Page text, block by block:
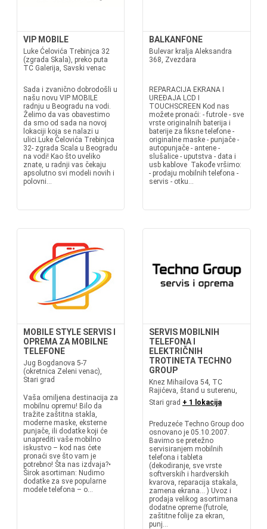
VIP MOBILE
Luke Ćelovića Trebinjca 32
(zgrada Skala), preko puta
TC Galerija, Savski venac
Sada i zvanično dobrodošli u
našu novu VIP MOBILE
radnju u Beogradu na vodi.
Želimo da vas obavestimo
da smo od sada na novoj
lokaciji koja se nalazi u
ulici.Luke Ćelovića Trebinjca
32- zgrada Scala u Beogradu
na vodi! Kao što uveliko
znate, u radnji vas čekaju
apsolutno svi modeli novih i
polovni...
BALKANFONE
Bulevar kralja Aleksandra
368, Zvezdara
REPARACIJA EKRANA I
UREĐAJA LCD I
TOUCHSCREEN Kod nas
možete pronaći: - futrole - sve
vrste originalnih baterija i
baterije za fiksne telefone -
originalne maske - punjače -
autopunjače - antene -
slušalice - uputstva - data i
usb kablove Takođe vršimo:
- prodaju mobilnih telefona -
servis - otku...
MOBILE STYLE SERVIS I
OPREMA ZA MOBILNE
TELEFONE
Jug Bogdanova 5-7
(okretnica Zeleni venac),
Stari grad
Vaša omiljena destinacija za
mobilnu opremu! Bilo da
tražite zaštitna stakla,
moderne maske, eksterne
punjače, ili dodatke koji će
unaprediti vaše mobilno
iskustvo – kod nas ćete
pronaći sve što vam je
potrebno! Šta nas izdvaja?•
Širok asortiman: Nudimo
dodatke za sve popularne
modele telefona – o...
SERVIS MOBILNIH
TELEFONA I
ELEKTRIČNIH
TROTINETA TECHNO
GROUP
Knez Mihailova 54, TC
Rajićeva, štand u suterenu,
Stari grad + 1 lokacija
Preduzeće Techno Group doo
osnovano je 05.10.2007.
Bavimo se pretežno
servisiranjem mobilnih
telefona i tableta
(dekodiranje, sve vrste
softverskih i hardverskih
kvarova, reparacija stakala,
zamena ekrana... ) Uvoz i
prodaja velikog asortimana
dodatne opreme (futrole,
zaštitne folije za ekran,
punj...